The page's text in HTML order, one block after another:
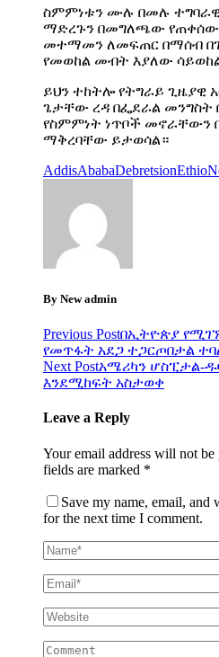
ስምምነቱን ሙሉ በመሉ
ማድረጉን በመግለጫው የጠቀሰው
መተማመን ለመፍጠር በማሰብ
የመወከል መብት እያለው
ይህን ተከትሎ የትግራይ ጊዜያዊ
ጌታቸው ረዳ በፌደራል መንግስት
የስምምነት ነጥቦች መኖራቸውን
ማቅረባቸው ይታወሳል።
AddisAbabaDebretsion
By New admin
Previous Postበኢትዮጵያ
የመጥፋት አደጋ ተጋርጦበታል
Next Postአሜሪካን ሆስፒታል-
እንደሚከፍት አስታወቀ
Leave a Reply
Your email address will not be
fields are marked *
Save my name, email, and
for the next time I comment.